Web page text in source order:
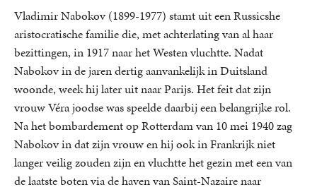
Vladimir Nabokov (1899-1977) stamt uit een Russicshe
aristocratische familie die, met achterlating van al haar
bezittingen, in 1917 naar het Westen vluchtte. Nadat
Nabokov in de jaren dertig aanvankelijk in Duitsland
woonde, week hij later uit naar Parijs. Het feit dat zijn
vrouw Véra joodse was speelde daarbij een belangrijke rol.
Na het bombardement op Rotterdam van 10 mei 1940 zag
Nabokov in dat zijn vrouw en hij ook in Frankrijk niet
langer veilig zouden zijn en vluchtte het gezin met een van
de laatste boten via de haven van Saint-Nazaire naar